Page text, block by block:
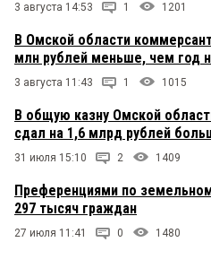
3 августа 14:53 1 1201
В Омской области
млн рублей меньше, чем год
3 августа 11:43 1 1015
В общую казну Омской
сдал на 1,6 млрд рублей
31 июля 15:10 2 1409
Преференциями по
297 тысяч граждан
27 июля 11:41 0 1480